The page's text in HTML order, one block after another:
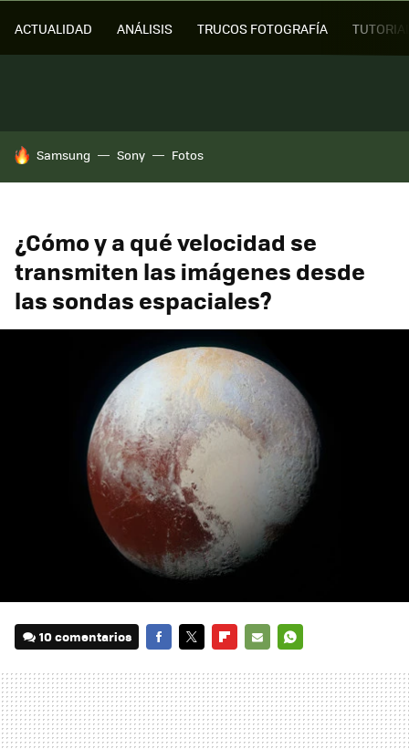
ACTUALIDAD ANÁLISIS TRUCOS FOTOGRAFÍA
HOY SE HABLA DE
Samsung Sony Fotos
¿Cómo y a qué velocidad se
transmiten las imágenes desde
las sondas espaciales?
10 comentarios
MAIL